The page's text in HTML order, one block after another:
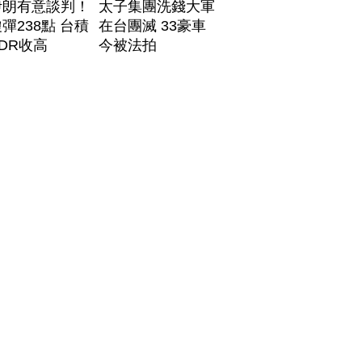
有意談判！
238點 台積
收高
太子集團洗錢大軍
在台團滅 33豪車
今被法拍